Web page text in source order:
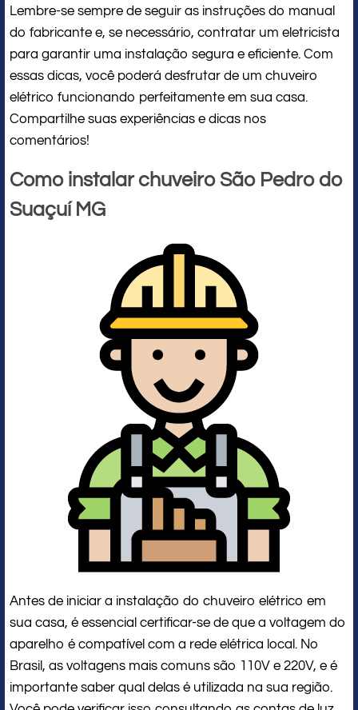
Lembre-se sempre de seguir as instruções do manual
do fabricante e, se necessário, contratar um eletricista
para garantir uma instalação segura e eficiente. Com
essas dicas, você poderá desfrutar de um chuveiro
elétrico funcionando perfeitamente em sua casa.
Compartilhe suas experiências e dicas nos
comentários!
Como instalar chuveiro São Pedro do
Suaçuí MG
Antes de iniciar a instalação do chuveiro elétrico em
sua casa, é essencial certificar-se de que a voltagem do
aparelho é compatível com a rede elétrica local. No
Brasil, as voltagens mais comuns são 110V e 220V, e é
importante saber qual delas é utilizada na sua região.